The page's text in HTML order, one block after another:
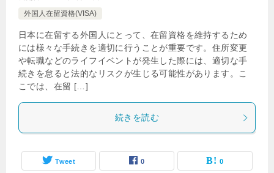
外国人在留資格(VISA)
日本に在留する外国人にとって、在留資格を維持するため
には様々な手続きを適切に行うことが重要です。住所変更
や転職などのライフイベントが発生した際には、適切な手
続きを怠ると法的なリスクが生じる可能性があります。こ
こでは、在留 […]
続きを読む
Tweet 0 0